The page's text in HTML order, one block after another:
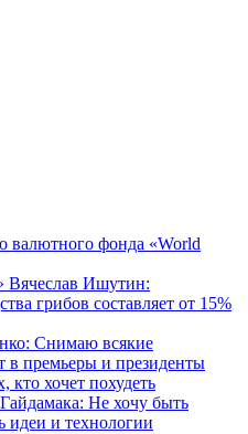
валютного фонда «World
Вячеслав Ишутин:
грибов составляет от 15%
Снимаю всякие
в премьеры и президенты
кто хочет похудеть
Не хочу быть
идеи и технологии